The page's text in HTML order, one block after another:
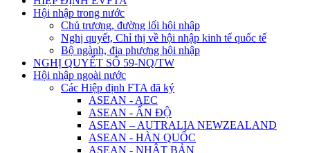
Hội nhập trong nước
Chủ trương, đường lối hội nhập
Nghị quyết, Chỉ thị về hội nhập kinh tế quốc tế
Bộ ngành, địa phương hội nhập
NGHỊ QUYẾT SỐ 59-NQ/TW
Hội nhập ngoài nước
Các Hiệp định FTA đã ký
ASEAN - AEC
ASEAN - ẤN ĐỘ
ASEAN – AUTRALIA NEWZEALAND
ASEAN - HÀN QUỐC
ASEAN - NHẬT BẢN